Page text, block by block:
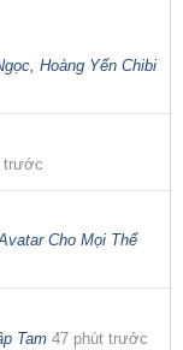
Hoàng Yến Chibi
trước
Cho Mọi Thể
Tam 47 phút trước